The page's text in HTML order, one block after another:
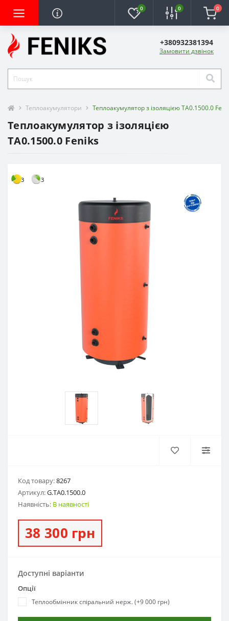
0 0 0
+380932381394
Замовити дзвінок
Теплоакумулятори Теплоакумулятор з ізоляцією ТA0.1500.0
Теплоакумулятор з ізоляцією
ТA0.1500.0 Feniks
3 3
Код товару:8267
Артикул:G.ТA0.1500.0
Наявність: В наявності
38 300 грн
Доступні варіанти
Опції
Теплообмінник спіральний нерж. (+9 000 грн)